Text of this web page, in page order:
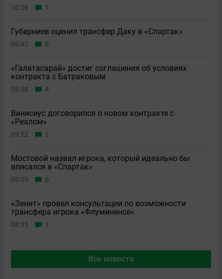
10:39 1
Губерниев оценил трансфер Даку в «Спартак»
09:47 6
«Галатасарай» достиг соглашения об условиях
контракта с Батраковым
09:38 4
Винисиус договорился о новом контракте с
«Реалом»
09:22 2
Мостовой назвал игрока, который идеально бы
вписался в «Спартак»
09:03 6
«Зенит» провел консультации по возможности
трансфера игрока «Флуминенсе»
08:55 1
Все новости